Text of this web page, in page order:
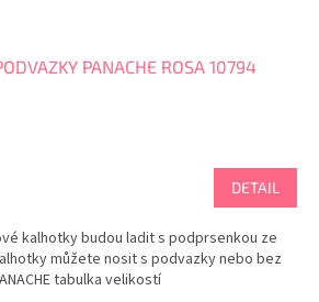
PANACHE ROSA 10794
DETAIL
kalhotky budou ladit s podprsenkou ze
můžete nosit s podvazky nebo bez
tabulka velikostí